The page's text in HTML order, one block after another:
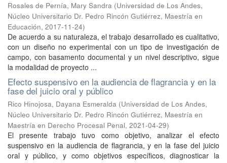
Rosales de Pernía, Mary Sandra (Universidad de Los Andes,
Núcleo Universitario Dr. Pedro Rincón Gutiérrez, Maestría en
Educación, 2017-11-24)
De acuerdo a su naturaleza, el trabajo desarrollado es cualitativo,
con un diseño no experimental con un tipo de investigación de
campo, con basamento documental y un nivel descriptivo, sigue
la modalidad de proyecto ...
Efecto suspensivo en la audiencia de flagrancia y en la
fase del juicio oral y público
Rico Hinojosa, Dayana Esmeralda (Universidad de Los Andes,
Núcleo Universitario Dr. Pedro Rincón Gutiérrez, Maestría en
Maestría en Derecho Procesal Penal, 2021-04-29)
El presente trabajo tuvo como objetivo, analizar el efecto
suspensivo en la audiencia de flagrancia, y en la fase del juicio
oral y público, y como objetivos específicos, diagnosticar la